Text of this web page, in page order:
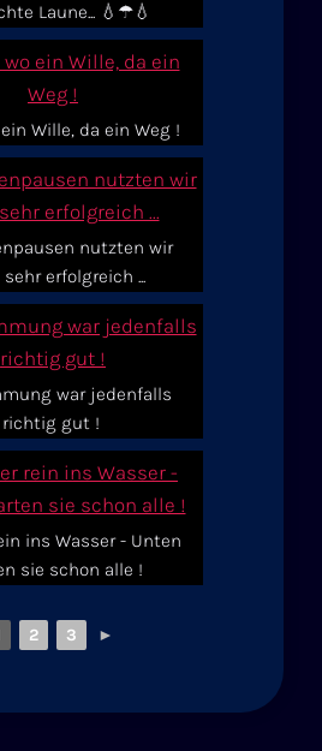
Laune... 💧☂💧
ein Wille, da ein Weg !
nutzten wir
erfolgreich ...
war jedenfalls
richtig gut !
ins Wasser - Unten
sie schon alle !
2 3 ►